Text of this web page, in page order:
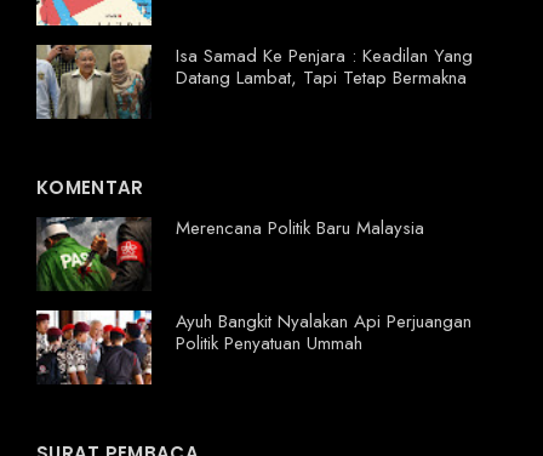
Isa Samad Ke Penjara : Keadilan Yang
Datang Lambat, Tapi Tetap Bermakna
KOMENTAR
Merencana Politik Baru Malaysia
Ayuh Bangkit Nyalakan Api Perjuangan
Politik Penyatuan Ummah